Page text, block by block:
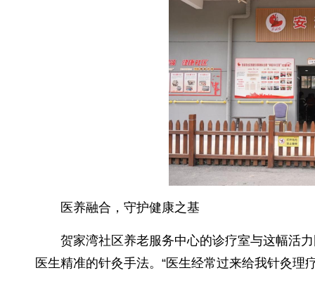
医养融合，守护健康之基
贺家湾社区养老服务中心的诊疗室与这幅活
医生精准的针灸手法。“医生经常过来给我针灸理